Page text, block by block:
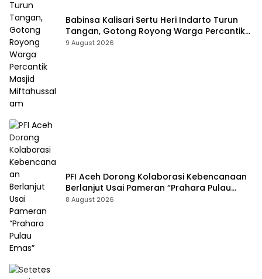
Babinsa Kalisari Sertu Heri Indarto Turun
Tangan, Gotong Royong Warga Percantik
Masjid Miftahussalam
9 August 2026
PFI Aceh Dorong Kolaborasi Kebencanaan
Berlanjut Usai Pameran “Prahara Pulau
Emas”
8 August 2026